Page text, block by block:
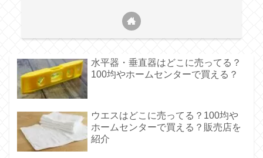
水平器・垂直器はどこに売ってる？
100均やホームセンターで買える？
ウエスはどこに売ってる？100均や
ホームセンターで買える？販売店を
紹介